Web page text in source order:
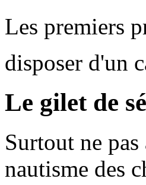
Les premiers
disposer d'un
Le gilet de
Surtout ne
nautisme des